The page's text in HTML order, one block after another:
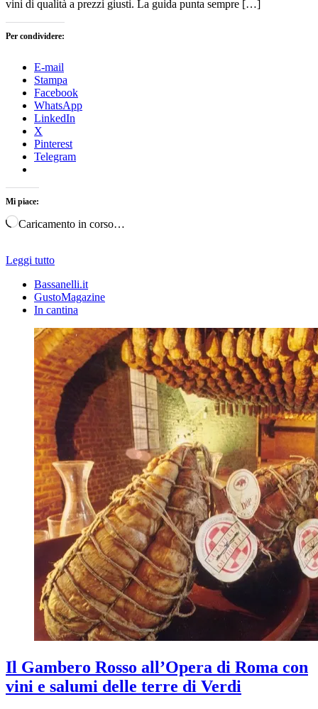
vini di qualità a prezzi giusti. La guida punta sempre […]
Per condividere:
E-mail
Stampa
Facebook
WhatsApp
LinkedIn
X
Pinterest
Telegram
Mi piace:
Caricamento in corso…
Leggi tutto
Bassanelli.it
GustoMagazine
In cantina
Il Gambero Rosso all’Opera di Roma con
vini e salumi delle terre di Verdi